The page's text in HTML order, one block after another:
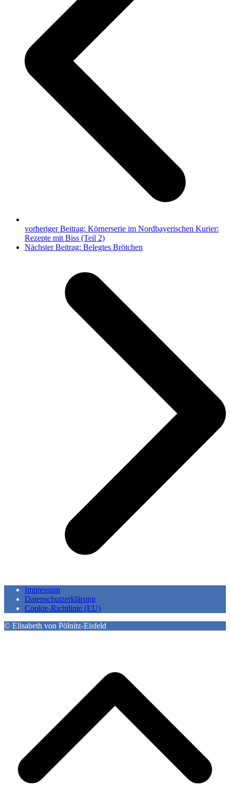
vorheriger Beitrag: Körnerserie im Nordbayerischen Kurier:
Rezepte mit Biss (Teil 2)
Nächster Beitrag: Belegtes Brötchen
Impressum
Datenschutzerklärung
Cookie-Richtlinie (EU)
© Elisabeth von Pölnitz-Eisfeld